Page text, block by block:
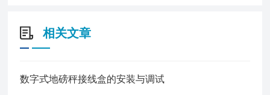
相关文章
数字式地磅秤接线盒的安装与调试